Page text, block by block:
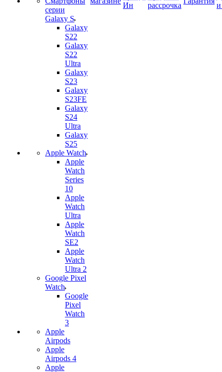
серии
Galaxy S
Galaxy
S22
Galaxy
S22
Ultra
Galaxy
S23
Galaxy
S23FE
Galaxy
S24
Ultra
Galaxy
S25
Apple Watch
Apple
Watch
Series
10
Apple
Watch
Ultra
Apple
Watch
SE2
Apple
Watch
Ultra 2
Google Pixel
Watch
Google
Pixel
Watch
3
Apple
Airpods
Apple
Airpods 4
Apple
Ин
рассрочка
и